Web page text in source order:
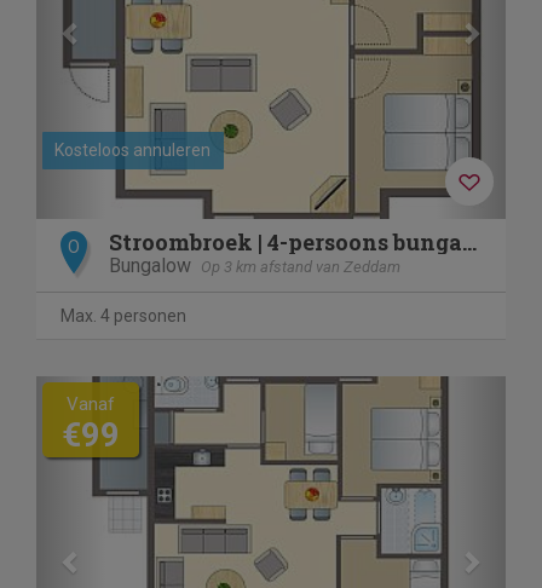
Kosteloos annuleren
O Stroombroek | 4-persoons bungalow | 4C5
Bungalow Op 3 km afstand van Zeddam
Max. 4 personen
Previous
Vanaf
€99